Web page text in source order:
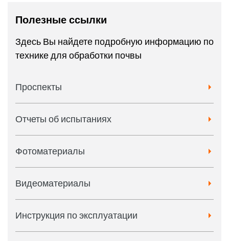
Полезные ссылки
Здесь Вы найдете подробную информацию по
технике для обработки почвы
Проспекты
Отчеты об испытаниях
Фотоматериалы
Видеоматериалы
Инструкция по эксплуатации